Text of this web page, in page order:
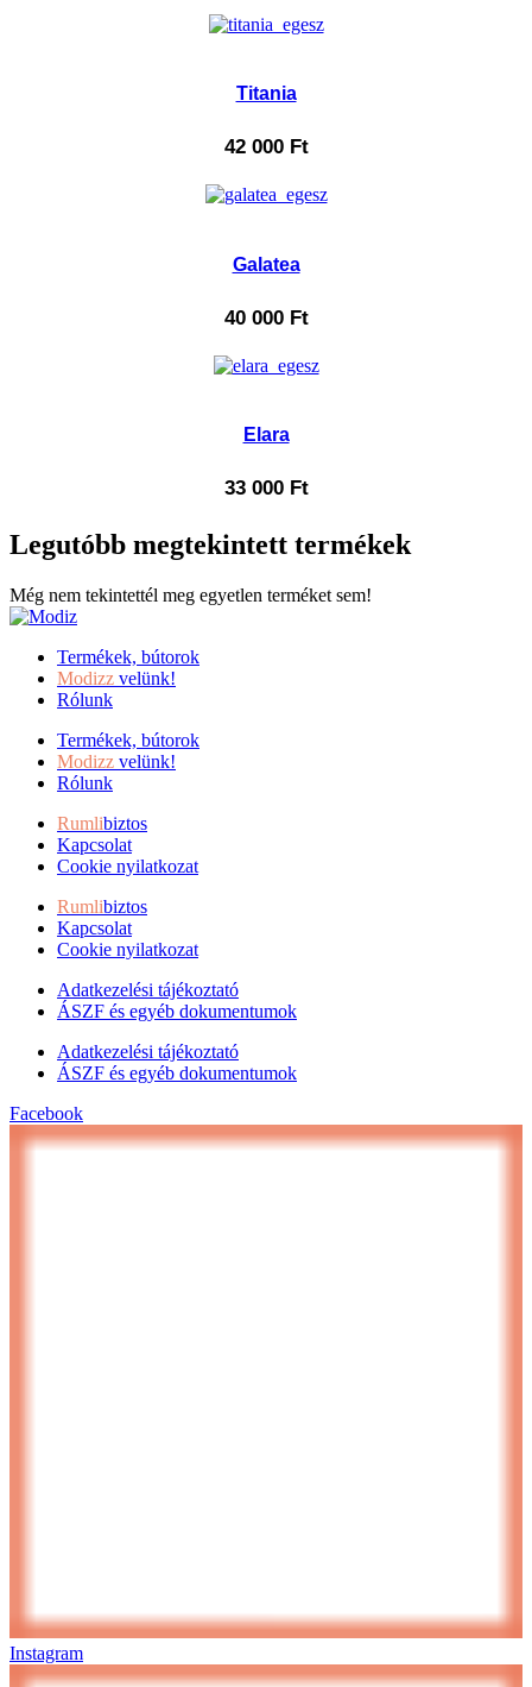
Titania
42 000 Ft
Galatea
40 000 Ft
Elara
33 000 Ft
Legutóbb megtekintett termékek
Még nem tekintettél meg egyetlen terméket sem!
Termékek, bútorok
Modizz velünk!
Rólunk
Termékek, bútorok
Modizz velünk!
Rólunk
Rumlibiztos
Kapcsolat
Cookie nyilatkozat
Rumlibiztos
Kapcsolat
Cookie nyilatkozat
Adatkezelési tájékoztató
ÁSZF és egyéb dokumentumok
Adatkezelési tájékoztató
ÁSZF és egyéb dokumentumok
Facebook
Instagram